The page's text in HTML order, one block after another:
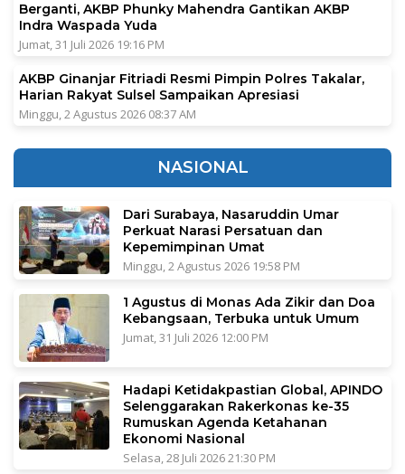
Berganti, AKBP Phunky Mahendra Gantikan AKBP
Indra Waspada Yuda
Jumat, 31 Juli 2026 19:16 PM
AKBP Ginanjar Fitriadi Resmi Pimpin Polres Takalar,
Harian Rakyat Sulsel Sampaikan Apresiasi
Minggu, 2 Agustus 2026 08:37 AM
NASIONAL
Dari Surabaya, Nasaruddin Umar
Perkuat Narasi Persatuan dan
Kepemimpinan Umat
Minggu, 2 Agustus 2026 19:58 PM
1 Agustus di Monas Ada Zikir dan Doa
Kebangsaan, Terbuka untuk Umum
Jumat, 31 Juli 2026 12:00 PM
Hadapi Ketidakpastian Global, APINDO
Selenggarakan Rakerkonas ke-35
Rumuskan Agenda Ketahanan
Ekonomi Nasional
Selasa, 28 Juli 2026 21:30 PM